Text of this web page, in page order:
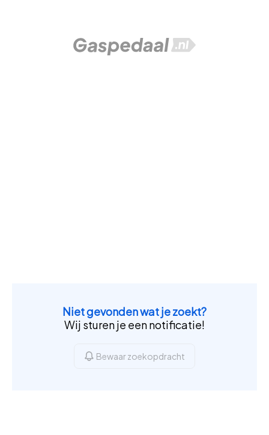
Niet gevonden wat je zoekt?
Wij sturen je een notificatie!
Bewaar zoekopdracht